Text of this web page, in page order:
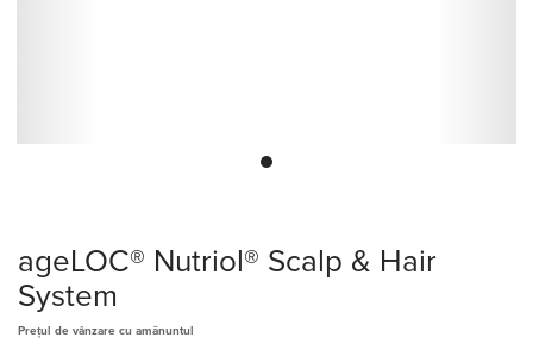
ageLOC® Nutriol® Scalp & Hair
System
Prețul de vânzare cu amănuntul